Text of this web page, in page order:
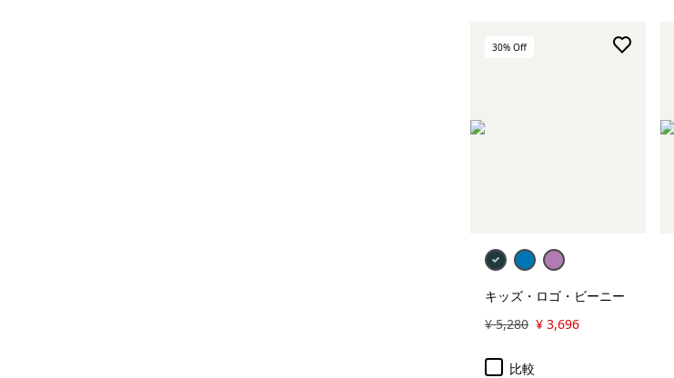
30% Off
キッズ・ロゴ・ビーニー
¥ 5,280 ¥ 3,696
比較